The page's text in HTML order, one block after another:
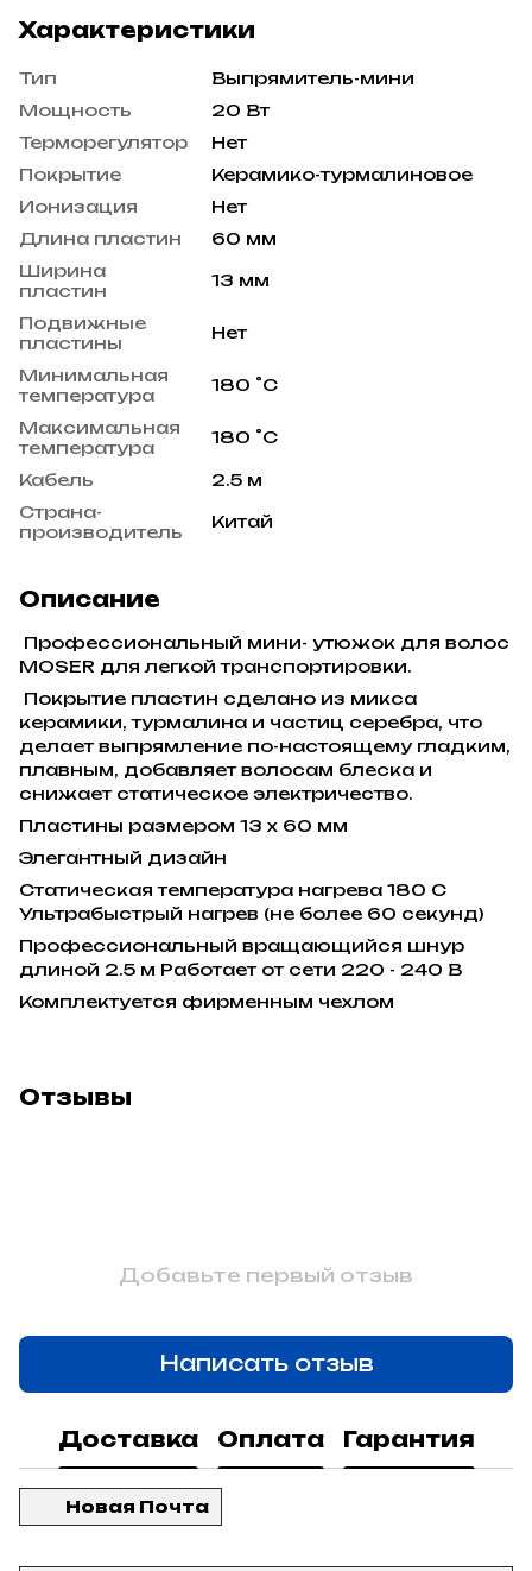
Характеристики
Тип
Выпрямитель-мини
Мощность
20 Вт
Терморегулятор
Нет
Покрытие
Керамико-турмалиновое
Ионизация
Нет
Длина пластин
60 мм
Ширина
пластин
13 мм
Подвижные
пластины
Нет
Минимальная
температура
180 ˚С
Максимальная
температура
180 ˚С
Кабель
2.5 м
Страна-
производитель
Китай
Описание
Профессиональный мини- утюжок для волос
MOSER для легкой транспортировки.
Покрытие пластин сделано из микса
керамики, турмалина и частиц серебра, что
делает выпрямление по-настоящему гладким,
плавным, добавляет волосам блеска и
снижает статическое электричество.
Пластины размером 13 x 60 мм
Элегантный дизайн
Статическая температура нагрева 180 С
Ультрабыстрый нагрев (не более 60 секунд)
Профессиональный вращающийся шнур
длиной 2.5 м Работает от сети 220 - 240 В
Комплектуется фирменным чехлом
Отзывы
Добавьте первый отзыв
Написать отзыв
Доставка Оплата Гарантия
Новая Почта